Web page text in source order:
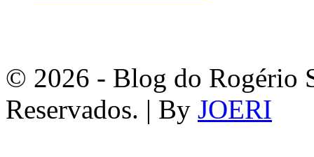
© 2026 - Blog do Rogério
Reservados. | By JOERI